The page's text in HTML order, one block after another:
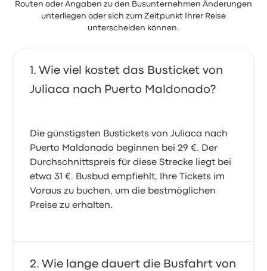
Routen oder Angaben zu den Busunternehmen Änderungen
unterliegen oder sich zum Zeitpunkt Ihrer Reise
unterscheiden können.
Wie viel kostet das Busticket von
Juliaca nach Puerto Maldonado?
Die günstigsten Bustickets von Juliaca nach
Puerto Maldonado beginnen bei 29 €. Der
Durchschnittspreis für diese Strecke liegt bei
etwa 31 €. Busbud empfiehlt, Ihre Tickets im
Voraus zu buchen, um die bestmöglichen
Preise zu erhalten.
Wie lange dauert die Busfahrt von